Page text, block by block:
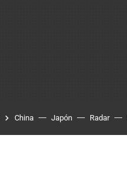
China Japón Radar